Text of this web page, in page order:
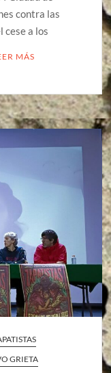
contra las
cese a los
MÁS
GRIETA